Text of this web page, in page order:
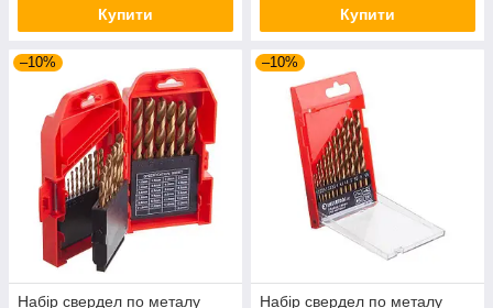
Купити Купити
–10%
Набір свердел по металу
–10%
Набір свердел по металу